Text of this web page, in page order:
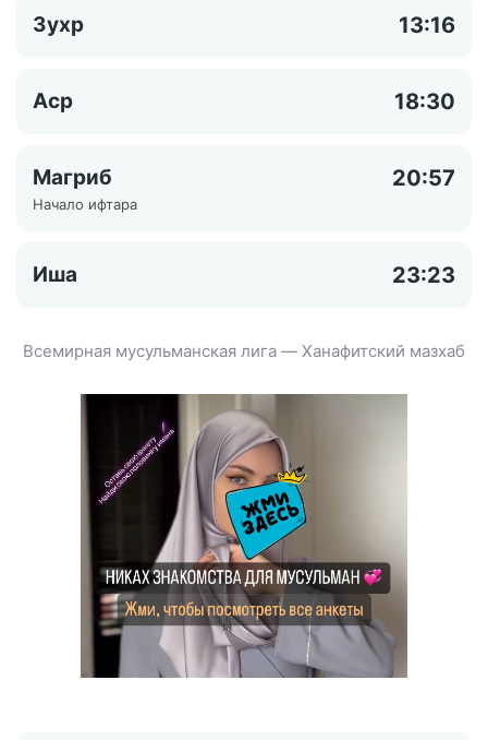
Зухр 13:16
Аср 18:30
Магриб 20:57
Начало ифтара
Иша 23:23
Всемирная мусульманская лига — Ханафитский мазхаб